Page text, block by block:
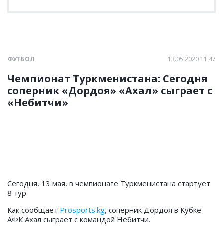
ФУТБОЛ 13.05.2020 11:47
Чемпионат Туркменистана: Сегодня
соперник «Дордоя» «Ахал» сыграет с
«Небитчи»
Сегодня, 13 мая, в чемпионате Туркменистана стартует
8 тур.
Как сообщает Prosports.kg, соперник Дордоя в Кубке
АФК Ахал сыграет с командой Небитчи.